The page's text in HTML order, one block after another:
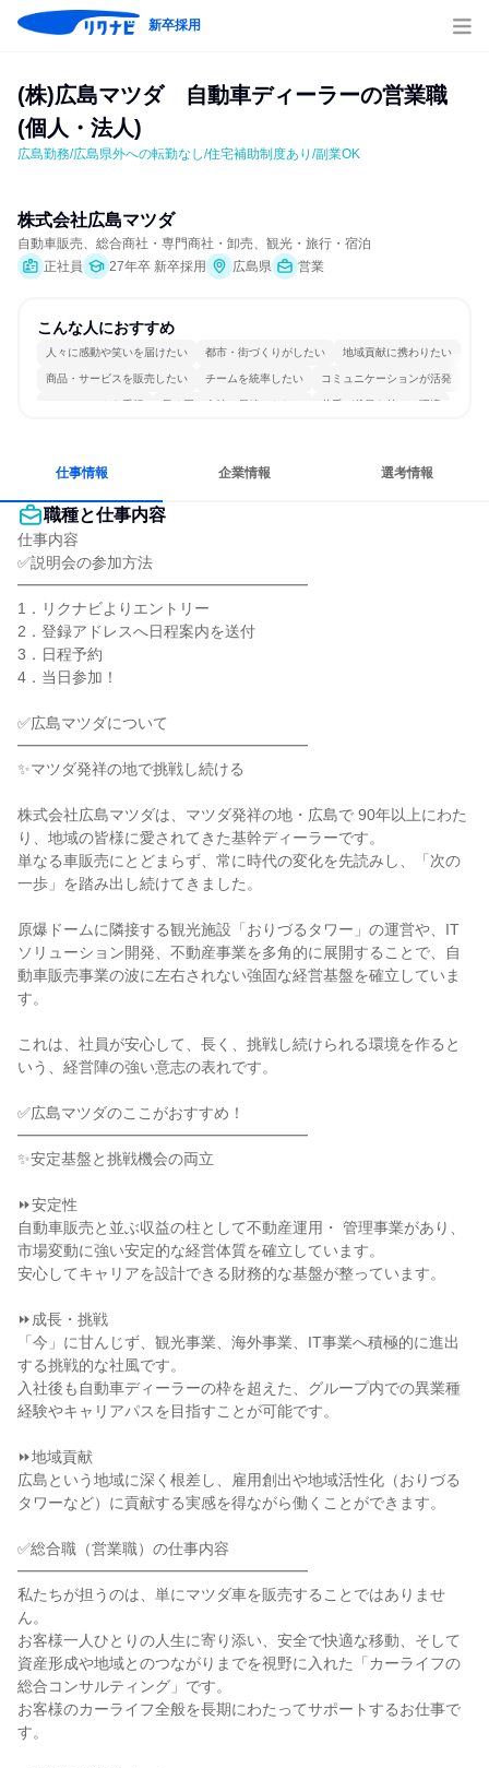
新卒採用
(株)広島マツダ　自動車ディーラーの営業職
(個人・法人)
広島勤務/広島県外への転勤なし/住宅補助制度あり/副業OK
株式会社広島マツダ
自動車販売、総合商社・専門商社・卸売、観光・旅行・宿泊
正社員
27年卒 新卒採用 広島県 営業
こんな人におすすめ
人々に感動や笑いを届けたい 都市・街づくりがしたい 地域貢献に携わりたい
商品・サービスを販売したい チームを統率したい コミュニケーションが活発
チームワークを重視 長く同じ会社に居続けられる 若手が裁量を持てる環境
仕事情報 企業情報 選考情報
職種と仕事内容
仕事内容
✅説明会の参加方法
━━━━━━━━━━━━━━━━━━━
1．リクナビよりエントリー
2．登録アドレスへ日程案内を送付
3．日程予約
4．当日参加！
✅広島マツダについて
━━━━━━━━━━━━━━━━━━━
✨マツダ発祥の地で挑戦し続ける
株式会社広島マツダは、マツダ発祥の地・広島で 90年以上にわた
り、地域の皆様に愛されてきた基幹ディーラーです。
単なる車販売にとどまらず、常に時代の変化を先読みし、「次の
一歩」を踏み出し続けてきました。
原爆ドームに隣接する観光施設「おりづるタワー」の運営や、IT
ソリューション開発、不動産事業を多角的に展開することで、自
動車販売事業の波に左右されない強固な経営基盤を確立していま
す。
これは、社員が安心して、長く、挑戦し続けられる環境を作ると
いう、経営陣の強い意志の表れです。
✅広島マツダのここがおすすめ！
━━━━━━━━━━━━━━━━━━━
✨安定基盤と挑戦機会の両立
⏩安定性
自動車販売と並ぶ収益の柱として不動産運用・ 管理事業があり、
市場変動に強い安定的な経営体質を確立しています。
安心してキャリアを設計できる財務的な基盤が整っています。
⏩成長・挑戦
「今」に甘んじず、観光事業、海外事業、IT事業へ積極的に進出
する挑戦的な社風です。
入社後も自動車ディーラーの枠を超えた、グループ内での異業種
経験やキャリアパスを目指すことが可能です。
⏩地域貢献
広島という地域に深く根差し、雇用創出や地域活性化（おりづる
タワーなど）に貢献する実感を得ながら働くことができます。
✅総合職（営業職）の仕事内容
━━━━━━━━━━━━━━━━━━━
私たちが担うのは、単にマツダ車を販売することではありませ
ん。
お客様一人ひとりの人生に寄り添い、安全で快適な移動、そして
資産形成や地域とのつながりまでを視野に入れた「カーライフの
総合コンサルティング」です。
お客様のカーライフ全般を長期にわたってサポートするお仕事で
す。